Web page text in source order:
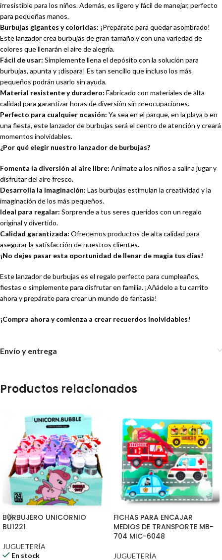
irresistible para los niños. Además, es ligero y fácil de manejar, perfecto
para pequeñas manos.
Burbujas gigantes y coloridas: ¡Prepárate para quedar asombrado!
Este lanzador crea burbujas de gran tamaño y con una variedad de
colores que llenarán el aire de alegría.
Fácil de usar: Simplemente llena el depósito con la solución para
burbujas, apunta y ¡dispara! Es tan sencillo que incluso los más
pequeños podrán usarlo sin ayuda.
Material resistente y duradero: Fabricado con materiales de alta
calidad para garantizar horas de diversión sin preocupaciones.
Perfecto para cualquier ocasión: Ya sea en el parque, en la playa o en
una fiesta, este lanzador de burbujas será el centro de atención y creará
momentos inolvidables.
¿Por qué elegir nuestro lanzador de burbujas?
Fomenta la diversión al aire libre: Anímate a los niños a salir a jugar y
disfrutar del aire fresco.
Desarrolla la imaginación: Las burbujas estimulan la creatividad y la
imaginación de los más pequeños.
Ideal para regalar: Sorprende a tus seres queridos con un regalo
original y divertido.
Calidad garantizada: Ofrecemos productos de alta calidad para
asegurar la satisfacción de nuestros clientes.
¡No dejes pasar esta oportunidad de llenar de magia tus días!
Este lanzador de burbujas es el regalo perfecto para cumpleaños,
fiestas o simplemente para disfrutar en familia. ¡Añádelo a tu carrito
ahora y prepárate para crear un mundo de fantasía!
¡Compra ahora y comienza a crear recuerdos inolvidables!
Envío y entrega
Productos relacionados
BURBUJERO UNICORNIO
BU1221
JUGUETERÍA
En stock
FICHAS PARA ENCAJAR
MEDIOS DE TRANSPORTE MB-
704 MIC-6048
JUGUETERÍA